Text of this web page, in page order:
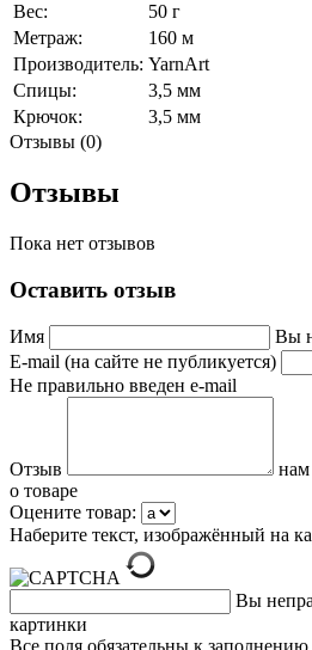
Вес:
50 г
Метраж:
160 м
Производитель: YarnArt
Спицы:
3,5 мм
Крючок:
3,5 мм
Отзывы (0)
Отзывы
Пока нет отзывов
Оставить отзыв
Имя
Вы
E-mail (на сайте не публикуется)
Не правильно введен e-mail
Отзыв
о товаре
Оцените товар:
Наберите текст, изображённый на
Вы
картинки